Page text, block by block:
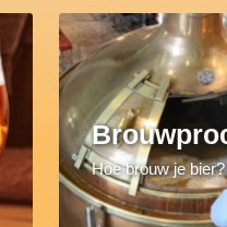
Hoe brouw je bier?